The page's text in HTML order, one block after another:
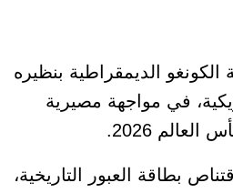
الديمقراطية بنظيره
في مواجهة مصيرية
2026.
بطاقة العبور التاريخية،